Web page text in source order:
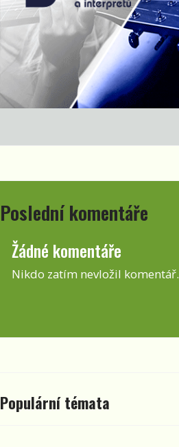
Poslední komentáře
Žádné komentáře
Nikdo zatím nevložil komentář.
Populární témata